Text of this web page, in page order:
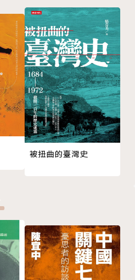
。中正大學中國文學博士，現任
中心副教授。少受唐君毅、牟宗
儒家精神剛健，相契新儒家哲
域為宋明理學，以張載為研究對
工夫論、身體觀等議題尤感興
書與身體：理學工夫論之研
》，以及期刊論文二十餘篇。
學？
學語境重建之路
重「禮」談體用論攝相偶論
言與思維結構
何「即」「氣」的？：張載氣學
清
》傳統
氣」：張載重講「氣」的契機
者感之體」：張載本體宇宙論氣
局
體、倫理與儒家生活世界
形象
被扭曲的臺灣史